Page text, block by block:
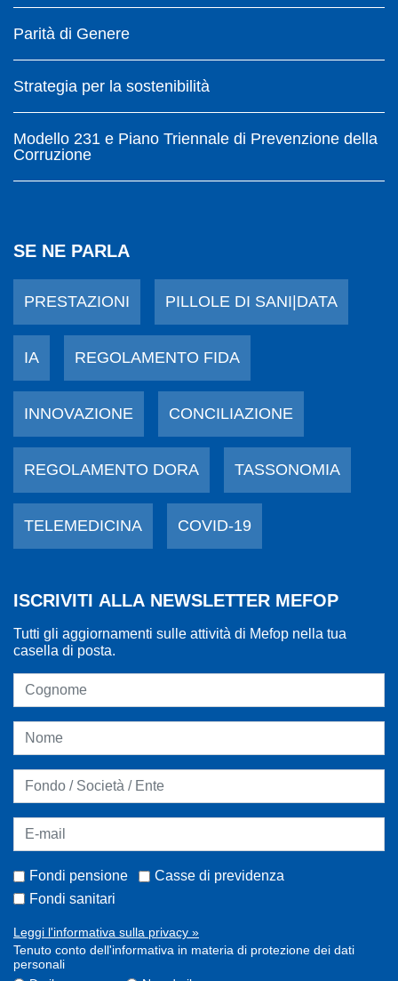
Parità di Genere
Strategia per la sostenibilità
Modello 231 e Piano Triennale di Prevenzione della
Corruzione
SE NE PARLA
PRESTAZIONI PILLOLE DI SANI|DATA
IA REGOLAMENTO FIDA
INNOVAZIONE CONCILIAZIONE
REGOLAMENTO DORA TASSONOMIA
TELEMEDICINA COVID-19
ISCRIVITI ALLA NEWSLETTER MEFOP
Tutti gli aggiornamenti sulle attività di Mefop nella tua
casella di posta.
Fondi pensione
Casse di previdenza
Fondi sanitari
Leggi l'informativa sulla privacy »
Tenuto conto dell'informativa in materia di protezione dei dati
personali